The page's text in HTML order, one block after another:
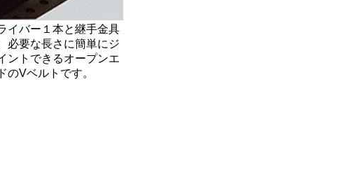
イバー１本と継手金具
必要な長さに簡単にジ
ントできるオープンエ
のVベルトです。